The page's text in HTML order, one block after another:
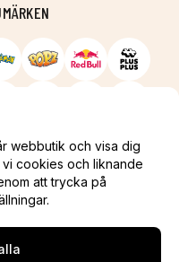
webbutik och visa dig
cookies och liknande
att trycka på